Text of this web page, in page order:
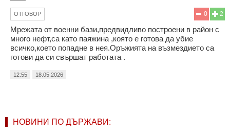
2
0
ОТГОВОР
Мрежата от военни бази,предвидливо построени в район с
много нефт,са като паяжина ,която е готова да убие
всичко,което попадне в нея.Оръжията на възмездието са
готови да си свършат работата .
12:55 18.05.2026
НОВИНИ ПО ДЪРЖАВИ: